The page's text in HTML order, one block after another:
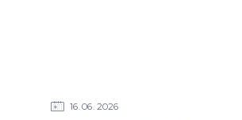
16 06 2026